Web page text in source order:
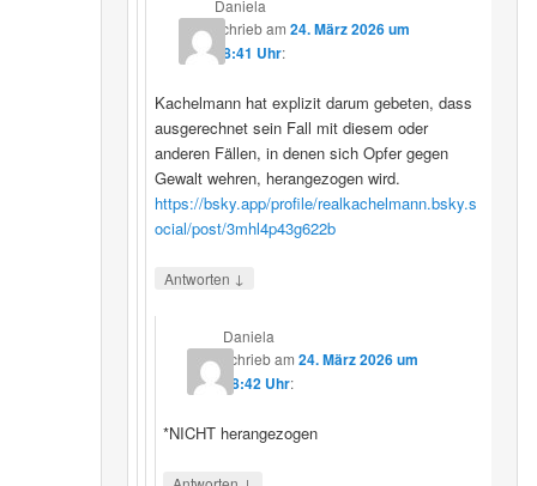
Daniela
schriebam 24. März 2026 um
08:41 Uhr:
Kachelmann hat explizit darum gebeten, dass
ausgerechnet sein Fall mit diesem oder
anderen Fällen, in denen sich Opfer gegen
Gewalt wehren, herangezogen wird.
https://bsky.app/profile/realkachelmann.bsky.s
ocial/post/3mhl4p43g622b
Antworten ↓
Daniela
schriebam24. März 2026 um
08:42 Uhr:
*NICHT herangezogen